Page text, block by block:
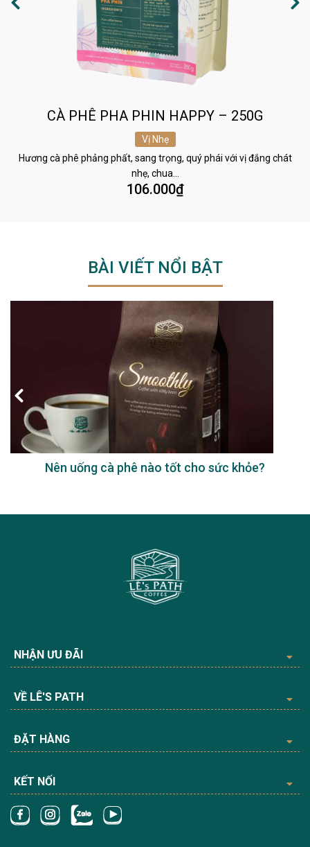
CÀ PHÊ PHA PHIN HAPPY – 250G
Vị Nhẹ
Hương cà phê phảng phất, sang trọng, quý phái với vị đắng chát
nhẹ, chua…
106.000₫
BÀI VIẾT NỔI BẬT
Nên uống cà phê nào tốt cho sức khỏe?
NHẬN ƯU ĐÃI
VỀ LÊ'S PATH
ĐẶT HÀNG
KẾT NỐI